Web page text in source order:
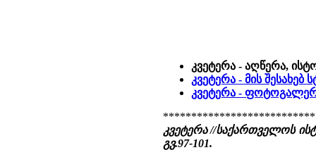
კვეტერა - აღწერა,
კვეტერა - მის შესახებ
კვეტერა -
კვეტერა //საქართველოს
გვ.97-101.